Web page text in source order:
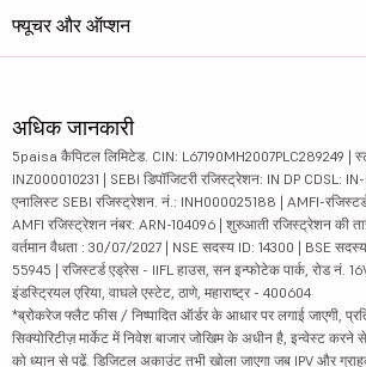
फ्यूचर और ऑप्शन
अधिक जानकारी
5paisa कैपिटल लिमिटेड. CIN: L67190MH2007PLC289249 |
INZ000010231 | SEBI डिपॉजिटरी रजिस्ट्रेशन: IN DP CDSL: IN-
एनालिस्ट SEBI रजिस्ट्रेशन. नं.: INH000025188 | AMFI-
AMFI रजिस्ट्रेशन नंबर: ARN-104096 | शुरुआती रजिस्ट्रेशन की
वर्तमान वैधता : 30/07/2027 | NSE सदस्य ID: 14300 | BSE
55945 | रजिस्टर्ड एड्रेस - IIFL हाउस, सन इन्फोटेक पार्क, रोड नं.
इंडस्ट्रियल एरिया, वाघले एस्टेट, ठाणे, महाराष्ट्र - 400604
*ब्रोकरेज फ्लैट फीस / निष्पादित ऑर्डर के आधार पर लगाई जाएगी,
सिक्योरिटीज़ मार्केट में निवेश बाजार जोखिम के अधीन है, इन्वेस्ट करने
को ध्यान से पढ़ें. डिजिटल अकाउंट तभी खोला जाएगा जब IPV और